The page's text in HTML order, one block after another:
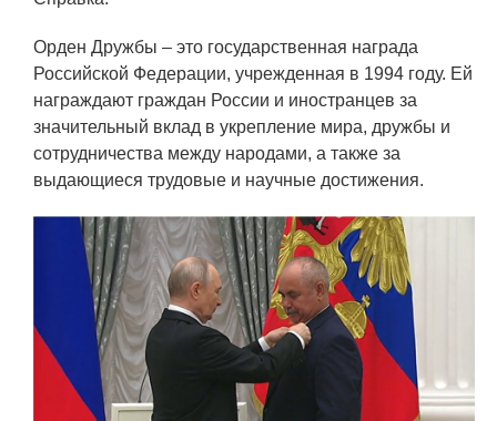
Препринты
Зимняя школа по физике высоких
плотностей энергий
Молодежная научно-техническая
конференция «Исследования.
ПРОДУКЦИЯ И УСЛУГИ
ДПО и ПО (Дополнительное
профессиональное образование и
профессиональное обучение)
Орден Дружбы – это государственная награда
Российской Федерации, учрежденная в 1994 году. Ей
награждают граждан России и иностранцев за
значительный вклад в укрепление мира, дружбы и
сотрудничества между народами, а также за
выдающиеся трудовые и научные достижения.